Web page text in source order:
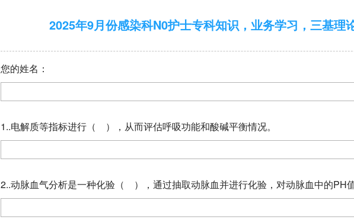
2025年9月份感染科N0护士专科知识，业务学习，三基理
您的姓名：
1..电解质等指标进行（ ），从而评估呼吸功能和酸碱平衡情况。
2..动脉血气分析是一种化验（ ），通过抽取动脉血并进行化验，对动脉血中的PH